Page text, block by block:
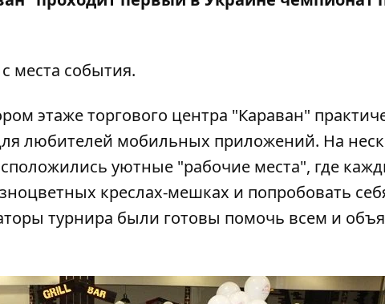
с места события.
этаже торгового центра "Караван"
любителей мобильных приложений. На
уютные "рабочие места", где
креслах-мешках и попробовать
турнира были готовы помочь всем и